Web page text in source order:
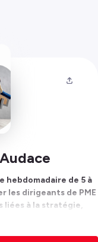
hebdomadaire de 5 à
les dirigeants de PME
liées à la stratégie,
croissance externe,